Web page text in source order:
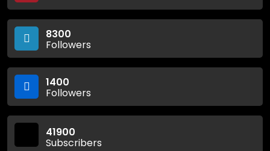
8300
Followers
1400
Followers
41900
Subscribers